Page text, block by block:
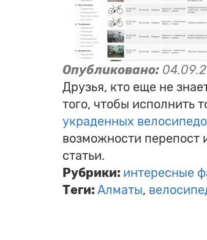
Опубликовано:
Друзья, кто еще не
того, чтобы исполнить
украденных
возможности перепост
статьи.
Рубрики: интересные
Теги: Алматы